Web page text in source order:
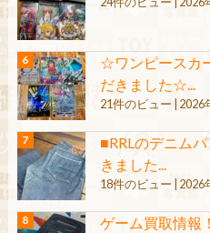
☆ワンピースカ
だきました☆...
21件のビュー 2026
■RRLのデニム
きました...
18件のビュー 2026
ゲーム買取情報